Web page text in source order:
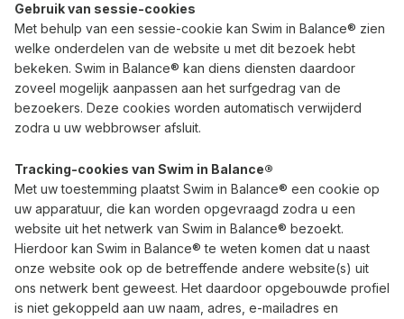
Gebruik van sessie-cookies
Met behulp van een sessie-cookie kan Swim in Balance® zien
welke onderdelen van de website u met dit bezoek hebt
bekeken. Swim in Balance® kan diens diensten daardoor
zoveel mogelijk aanpassen aan het surfgedrag van de
bezoekers. Deze cookies worden automatisch verwijderd
zodra u uw webbrowser afsluit.
Tracking-cookies van Swim in Balance®
Met uw toestemming plaatst Swim in Balance® een cookie op
uw apparatuur, die kan worden opgevraagd zodra u een
website uit het netwerk van Swim in Balance® bezoekt.
Hierdoor kan Swim in Balance® te weten komen dat u naast
onze website ook op de betreffende andere website(s) uit
ons netwerk bent geweest. Het daardoor opgebouwde profiel
is niet gekoppeld aan uw naam, adres, e-mailadres en